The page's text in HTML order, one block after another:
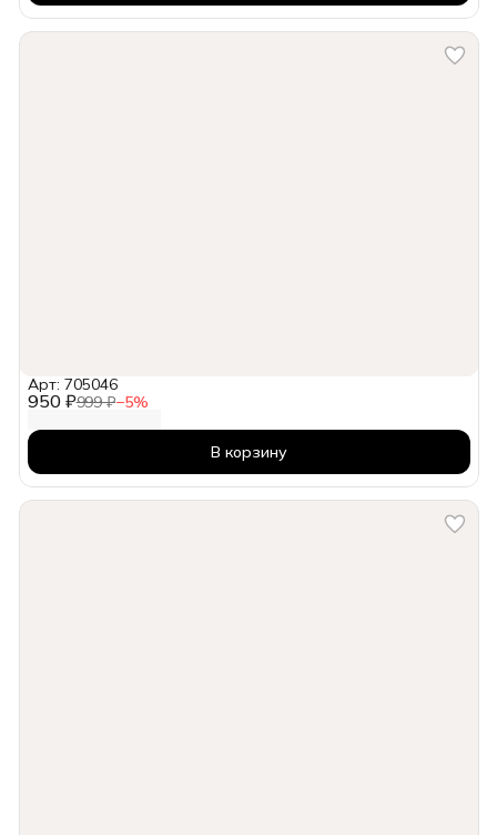
950 ₽999 ₽−5%
Арт: 705046
В корзину